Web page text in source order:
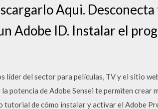
Aqui.
Adobe ID. Instalar el
líder del sector para películas, TV y el sitio
potencia de Adobe Sensei te permiten crear
tutorial de cómo instalar y activar el Adobe